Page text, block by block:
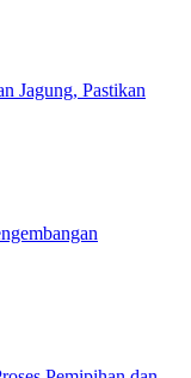
Jagung, Pastikan